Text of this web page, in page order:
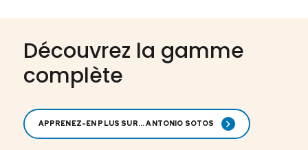
Découvrez la gamme
complète
APPRENEZ-EN PLUS SUR... ANTONIO SOTOS